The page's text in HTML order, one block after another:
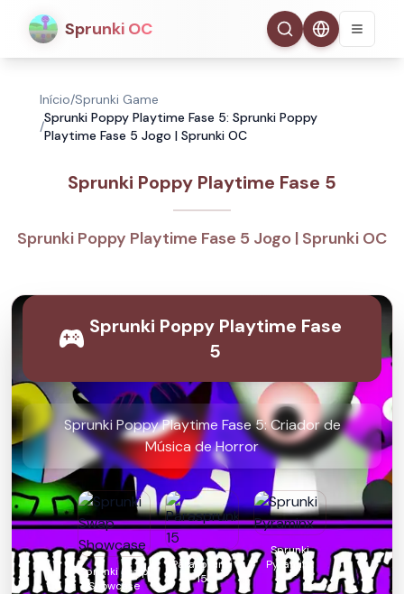
Sprunki OC
Início/Sprunki Game
/
Sprunki Poppy Playtime Fase 5: Sprunki Poppy
Playtime Fase 5 Jogo | Sprunki OC
Sprunki Poppy Playtime Fase 5
Sprunki Poppy Playtime Fase 5 Jogo | Sprunki OC
Sprunki Poppy Playtime Fase
5
Sprunki Poppy Playtime Fase 5: Criador de
Música de Horror
Sprunki Swap
Showcase
Parasprunki
15
Sprunki
Pyraminx